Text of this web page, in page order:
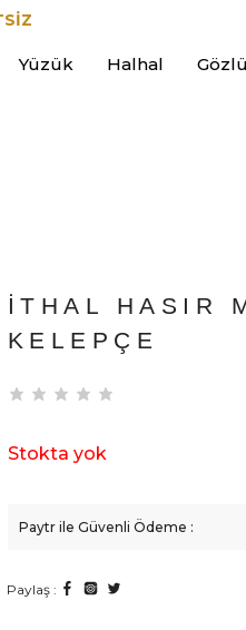
Yüzük Halhal
İTHAL HASIR
KELEPÇE
Stokta yok
Paytr ile Güvenli Ödeme :
Paylaş :